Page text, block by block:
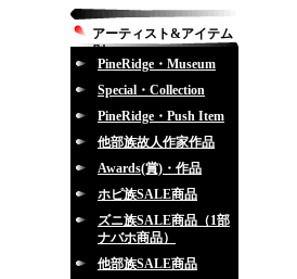
アーティスト&アイテム
別
PineRidge・Museum
Special・Collection
PineRidge・Push Item
他部族故人作家作品
Awards(賞)・作品
ホピ族SALE商品
ズニ族SALE商品（1部
ナバホ商品）
他部族SALE商品